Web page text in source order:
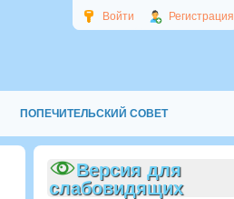
Войти Регистрация
ПОПЕЧИТЕЛЬСКИЙ СОВЕТ
Версия для
слабовидящих